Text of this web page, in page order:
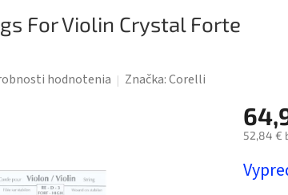
For Violin Crystal Forte
hodnotenia Značka:Corelli
52,84 €
cena: